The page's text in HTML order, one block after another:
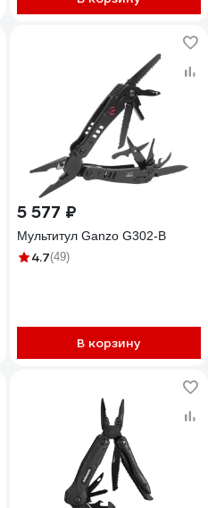
5 577 ₽
Мультитул Ganzo G302-B
4.7(49)
В корзину